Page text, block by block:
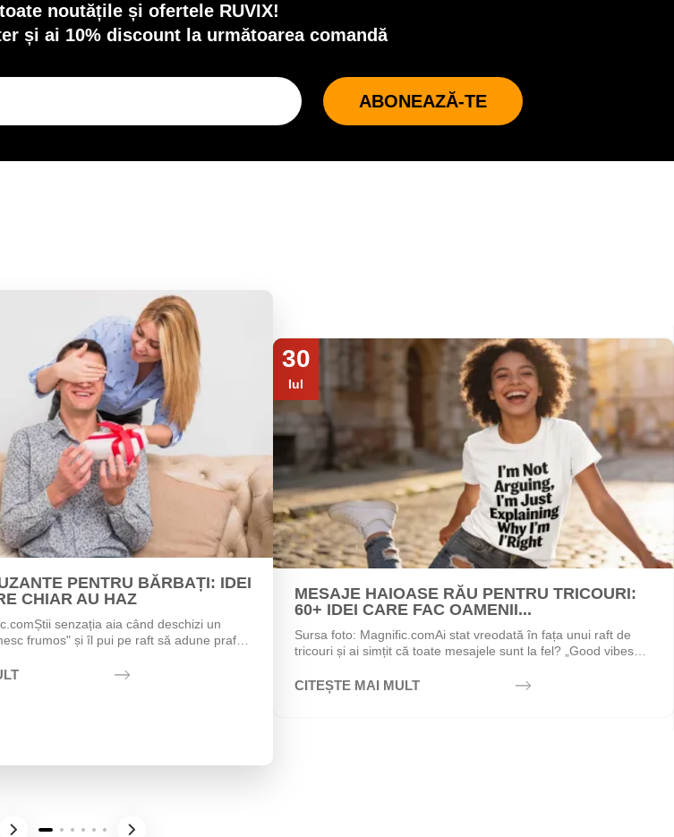
noutățile și ofertele RUVIX!
și ai 10% discount la următoarea comandă
ABONEAZĂ-TE
PENTRU BĂRBAȚI: IDEI
CHIAR AU HAZ
senzația aia când deschizi un
frumos" și îl pui pe raft să adune praf?
30
Iul
MESAJE HAIOASE RĂU PENTRU TRICOURI:
60+ IDEI CARE FAC OAMENII...
Sursa foto: Magnific.comAi stat vreodată în fața unui raft de
tricouri și ai simțit că toate mesajele sunt la fel? „Good vibes
CITEȘTE MAI MULT